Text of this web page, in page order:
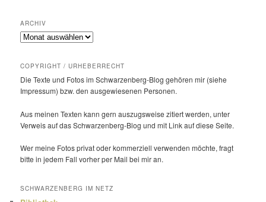
ARCHIV
Archiv
COPYRIGHT / URHEBERRECHT
Die Texte und Fotos im Schwarzenberg-Blog gehören mir (siehe
Impressum) bzw. den ausge­wie­senen Personen.
Aus meinen Texten kann gern auszugs­weise zitiert werden, unter
Verweis auf das Schwarzenberg-Blog und mit Link auf diese Seite.
Wer meine Fotos privat oder kommer­ziell verwenden möchte, fragt
bitte in jedem Fall vorher per Mail bei mir an.
SCHWARZENBERG IM NETZ